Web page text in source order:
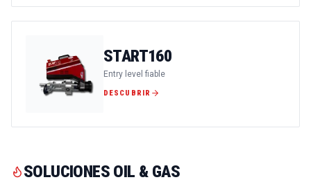
START160
Entry level fiable
DESCUBRIR
SOLUCIONES OIL & GAS